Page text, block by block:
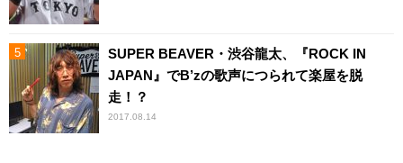
SUPER BEAVER・渋谷龍太、『ROCK IN
JAPAN』でB’zの歌声につられて楽屋を脱
走！？
2017.08.14